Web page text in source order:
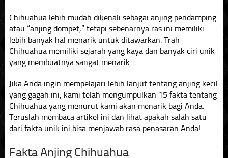
Chihuahua lebih mudah dikenali sebagai anjing pendamping
atau “anjing dompet,” tetapi sebenarnya ras ini memiliki
lebih banyak hal menarik untuk ditawarkan. Trah
Chihuahua memiliki sejarah yang kaya dan banyak ciri unik
yang membuatnya sangat menarik.
Jika Anda ingin mempelajari lebih lanjut tentang anjing kecil
yang gagah ini, kami telah mengumpulkan 15 fakta tentang
Chihuahua yang menurut kami akan menarik bagi Anda.
Teruslah membaca artikel ini dan lihat apakah salah satu
dari fakta unik ini bisa menjawab rasa penasaran Anda!
Fakta Anjing Chihuahua